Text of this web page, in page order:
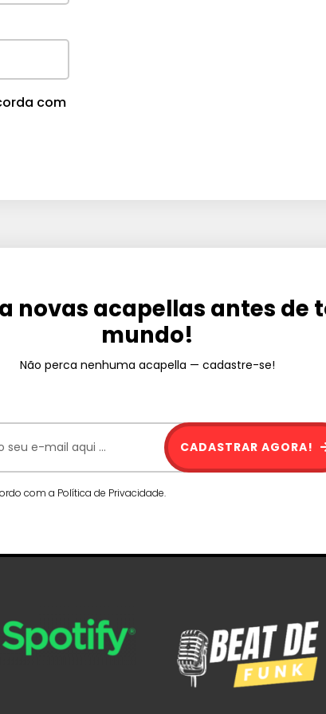
com
novas acapellas antes de
mundo!
Não perca nenhuma acapella — cadastre-se!
com a Política de Privacidade.
CADASTRAR AGORA!